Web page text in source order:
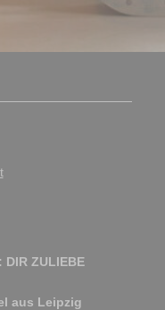
DIR ZULIEBE
aus Leipzig